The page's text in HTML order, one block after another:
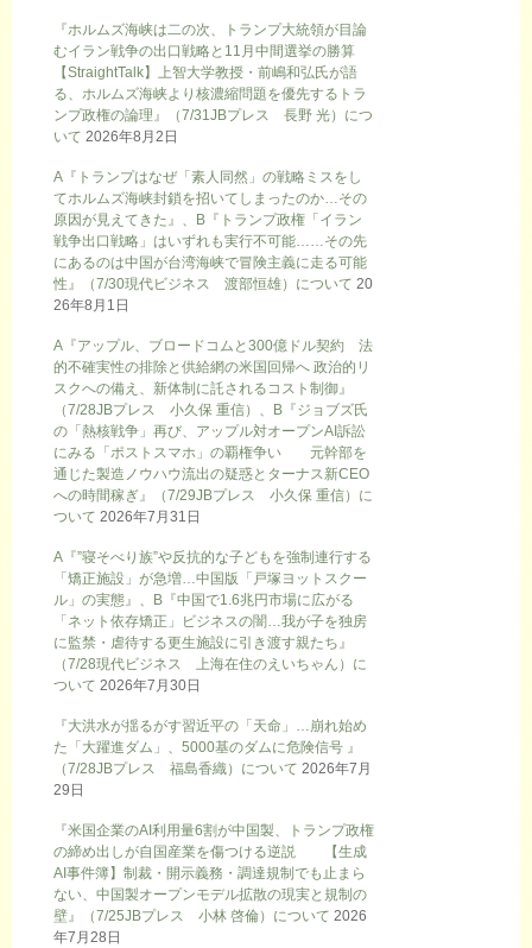
『ホルムズ海峡は二の次、トランプ大統領が目論
むイラン戦争の出口戦略と11月中間選挙の勝算
【StraightTalk】上智大学教授・前嶋和弘氏が語
る、ホルムズ海峡より核濃縮問題を優先するトラ
ンプ政権の論理』（7/31JBプレス 長野 光）につ
いて 2026年8月2日
A『トランプはなぜ「素人同然」の戦略ミスをし
てホルムズ海峡封鎖を招いてしまったのか…その
原因が見えてきた』、B『トランプ政権「イラン
戦争出口戦略」はいずれも実行不可能……その先
にあるのは中国が台湾海峡で冒険主義に走る可能
性』（7/30現代ビジネス 渡部恒雄）について 20
26年8月1日
A『アップル、ブロードコムと300億ドル契約 法
的不確実性の排除と供給網の米国回帰へ 政治的リ
スクへの備え、新体制に託されるコスト制御』
（7/28JBプレス 小久保 重信）、B『ジョブズ氏
の「熱核戦争」再び、アップル対オープンAI訴訟
にみる「ポストスマホ」の覇権争い 元幹部を
通じた製造ノウハウ流出の疑惑とターナス新CEO
への時間稼ぎ』（7/29JBプレス 小久保 重信）に
ついて 2026年7月31日
A『”寝そべり族”や反抗的な子どもを強制連行する
「矯正施設」が急増…中国版「戸塚ヨットスクー
ル」の実態』、B『中国で1.6兆円市場に広がる
「ネット依存矯正」ビジネスの闇…我が子を独房
に監禁・虐待する更生施設に引き渡す親たち』
（7/28現代ビジネス 上海在住のえいちゃん）に
ついて 2026年7月30日
『大洪水が揺るがす習近平の「天命」…崩れ始め
た「大躍進ダム」、5000基のダムに危険信号 』
（7/28JBプレス 福島香織）について 2026年7月
29日
『米国企業のAI利用量6割が中国製、トランプ政権
の締め出しが自国産業を傷つける逆説 【生成
AI事件簿】制裁・開示義務・調達規制でも止まら
ない、中国製オープンモデル拡散の現実と規制の
壁』（7/25JBプレス 小林 啓倫）について 2026
年7月28日